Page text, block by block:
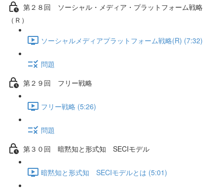
第２８回 ソーシャル・メディア・プラットフォーム戦略
（Ｒ）
ソーシャルメディアプラットフォーム戦略(R) (7:32)
問題
第２９回 フリー戦略
フリー戦略 (5:26)
問題
第３０回 暗黙知と形式知 SECIモデル
暗黙知と形式知 SECIモデルとは (5:01)